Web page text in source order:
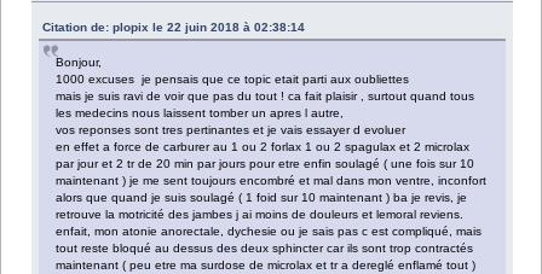
Citation de: plopix le 22 juin 2018 à 02:38:14
Bonjour,
1000 excuses je pensais que ce topic etait parti aux oubliettes
mais je suis ravi de voir que pas du tout ! ca fait plaisir , surtout quand tous
les medecins nous laissent tomber un apres l autre,
vos reponses sont tres pertinantes et je vais essayer d evoluer
en effet a force de carburer au 1 ou 2 forlax 1 ou 2 spagulax et 2 microlax
par jour et 2 tr de 20 min par jours pour etre enfin soulagé ( une fois sur 10
maintenant ) je me sent toujours encombré et mal dans mon ventre, inconfort
alors que quand je suis soulagé ( 1 foid sur 10 maintenant ) ba je revis, je
retrouve la motricité des jambes j ai moins de douleurs et lemoral reviens.
enfait, mon atonie anorectale, dychesie ou je sais pas c est compliqué, mais
tout reste bloqué au dessus des deux sphincter car ils sont trop contractés
maintenant ( peu etre ma surdose de microlax et tr a dereglé enflamé tout )